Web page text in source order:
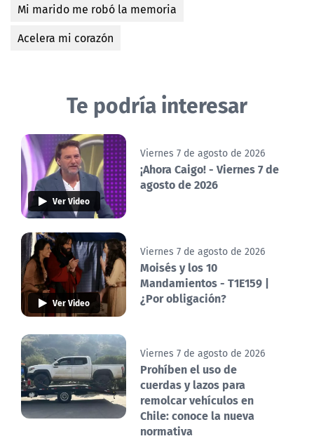
Mi marido me robó la memoria
Acelera mi corazón
Te podría interesar
Ver Video
Viernes 7 de agosto de 2026
¡Ahora Caigo! - Viernes 7 de
agosto de 2026
Ver Video
Viernes 7 de agosto de 2026
Moisés y los 10
Mandamientos - T1E159 |
¿Por obligación?
Viernes 7 de agosto de 2026
Prohíben el uso de
cuerdas y lazos para
remolcar vehículos en
Chile: conoce la nueva
normativa